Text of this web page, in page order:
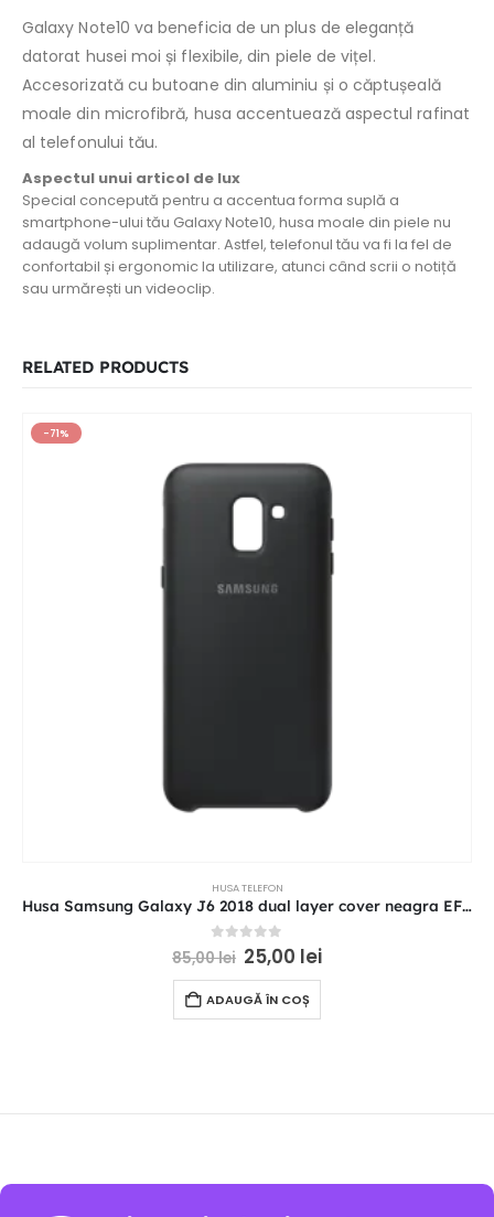
Galaxy Note10 va beneficia de un plus de eleganță
datorat husei moi și flexibile, din piele de vițel.
Accesorizată cu butoane din aluminiu și o căptușeală
moale din microfibră, husa accentuează aspectul rafinat
al telefonului tău.
Aspectul unui articol de lux
Special concepută pentru a accentua forma suplă a
smartphone-ului tău Galaxy Note10, husa moale din piele nu
adaugă volum suplimentar. Astfel, telefonul tău va fi la fel de
confortabil și ergonomic la utilizare, atunci când scrii o notiță
sau urmărești un videoclip.
RELATED PRODUCTS
-71%
HUSA TELEFON
Husa Samsung Galaxy J6 2018 dual layer cover neagra EF-PJ600CBEGWW
0out of 5
85,00lei 25,00 lei
ADAUGĂ ÎN COȘ